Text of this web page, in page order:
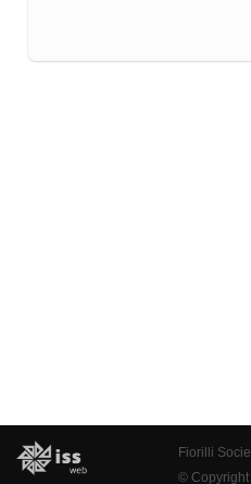
Fiorilli
© Copyright